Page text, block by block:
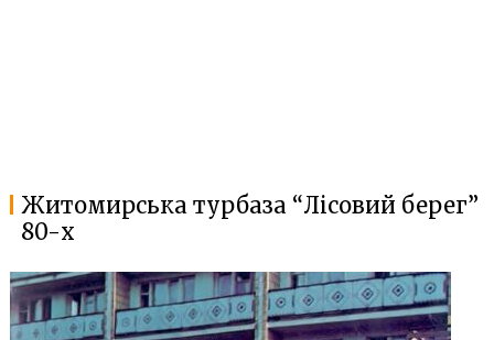
Житомирська турбаза “Лісовий берег”
80-х